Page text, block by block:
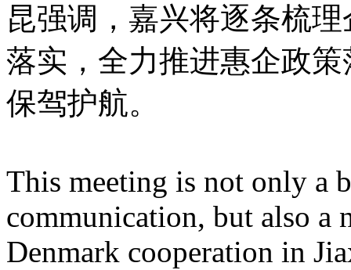
昆强调，嘉兴将逐条梳
落实，全力推进惠企政
保驾护航。
This meeting is not only a
communication, but also a
Denmark cooperation in